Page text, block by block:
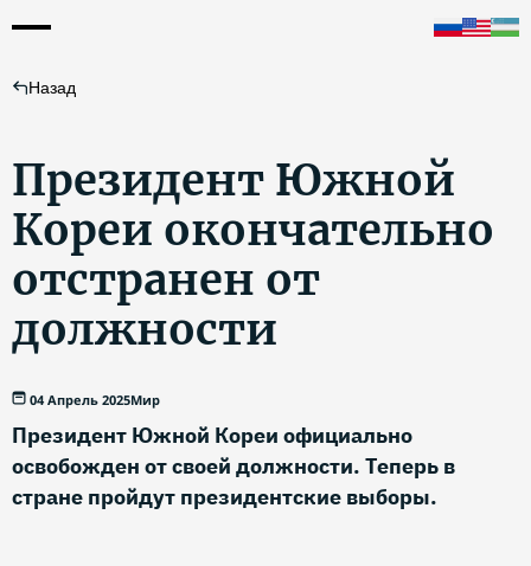
Назад
Президент Южной
Кореи окончательно
отстранен от
должности
04 Апрель 2025Мир
Президент Южной Кореи официально
освобожден от своей должности. Теперь в
стране пройдут президентские выборы.